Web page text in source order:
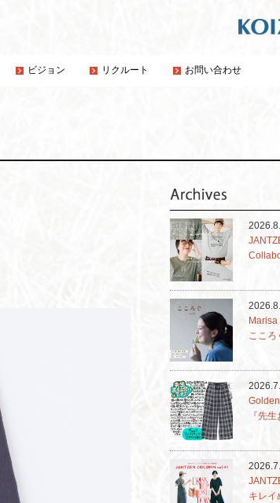
ビジョン リクルート お問い合わせ
Marisa
こころ
『先
キレイ